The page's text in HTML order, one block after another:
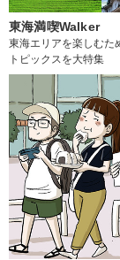
東海満喫Walker
東海エリアを楽しむた
トピックスを大特集